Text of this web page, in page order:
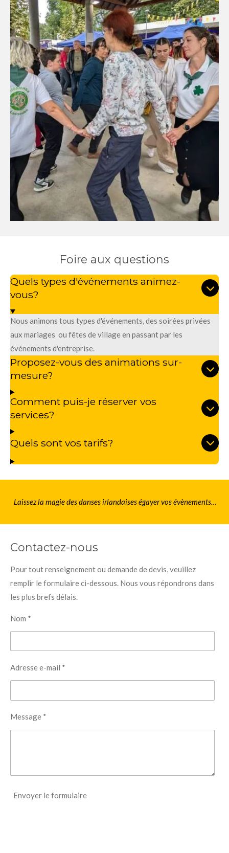
Foire aux questions
Quels types d'événements animez-
vous?
Nous animons tous types d'événements, des soirées privées
aux mariages ou fêtes de village en passant par les
événements d'entreprise.
Proposez-vous des animations sur-
mesure?
Comment puis-je réserver vos
services?
Quels sont vos tarifs?
Laissez la magie des danses irlandaises égayer vos évènements…
Contactez-nous
Pour tout renseignement ou demande de devis, veuillez
remplir le formulaire ci-dessous. Nous vous répondrons dans
les plus brefs délais.
Nom *
Adresse e-mail *
Message *
Envoyer le formulaire